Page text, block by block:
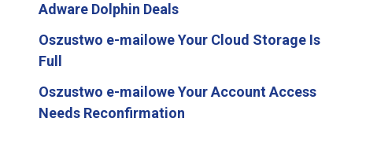
Adware Dolphin Deals
Oszustwo e-mailowe Your Cloud Storage Is
Full
Oszustwo e-mailowe Your Account Access
Needs Reconfirmation